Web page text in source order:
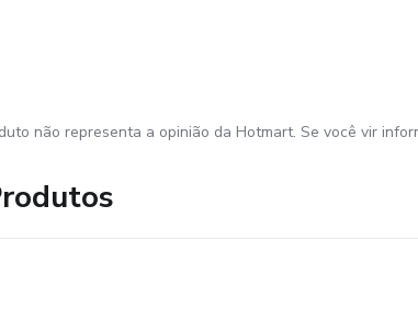
não representa a opinião da Hotmart. Se você vir